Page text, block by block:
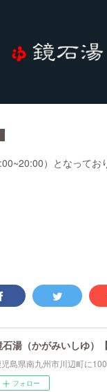
）となってお
児島県南九州市川辺町に
フォロー